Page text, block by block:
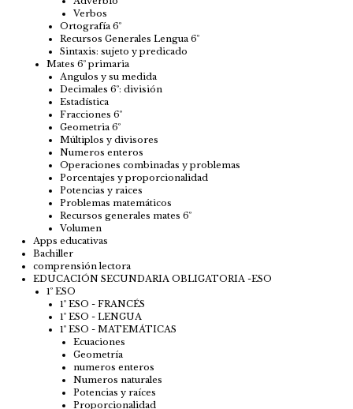
Verbos
Ortografía 6º
Recursos Generales Lengua 6º
Sintaxis: sujeto y predicado
Mates 6º primaria
Angulos y su medida
Decimales 6º: división
Estadística
Fracciones 6º
Geometria 6º
Múltiplos y divisores
Numeros enteros
Operaciones combinadas y problemas
Porcentajes y proporcionalidad
Potencias y raices
Problemas matemáticos
Recursos generales mates 6º
Volumen
Apps educativas
Bachiller
comprensión lectora
EDUCACIÓN SECUNDARIA OBLIGATORIA -ESO
1º ESO
1º ESO - FRANCÉS
1º ESO - LENGUA
1º ESO - MATEMÁTICAS
Ecuaciones
Geometría
numeros enteros
Numeros naturales
Potencias y raíces
Proporcionalidad